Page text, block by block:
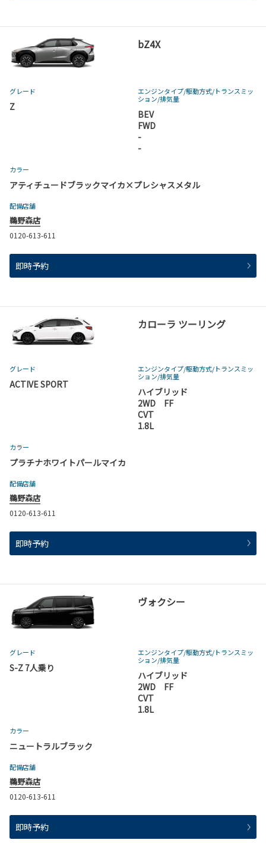
bZ4X
グレード
Z
エンジンタイプ/駆動方式/トランスミッ
ション/排気量
BEV
FWD
-
-
カラー
アティチュードブラックマイカ×プレシャスメタル
配備店舗
鵜野森店
0120-613-611
即時予約
カローラ ツーリング
グレード
ACTIVE SPORT
エンジンタイプ/駆動方式/トランスミッ
ション/排気量
ハイブリッド
2WD FF
CVT
1.8L
カラー
プラチナホワイトパールマイカ
配備店舗
鵜野森店
0120-613-611
即時予約
ヴォクシー
グレード
S-Z 7人乗り
エンジンタイプ/駆動方式/トランスミッ
ション/排気量
ハイブリッド
2WD FF
CVT
1.8L
カラー
ニュートラルブラック
配備店舗
鵜野森店
0120-613-611
即時予約